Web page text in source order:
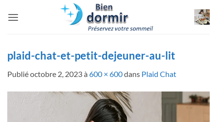
plaid-chat-et-petit-dejeuner-au-lit
Publiéoctobre 2, 2023à 600 × 600dans Plaid Chat